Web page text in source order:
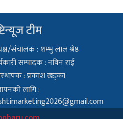
टीम
संचालक : शम्भु लाल श्रेष्ठ
सम्पादक : नविन राई
: प्रकाश खड्का
लागि :